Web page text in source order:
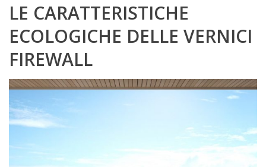
LE CARATTERISTICHE
ECOLOGICHE DELLE VERNICI
FIREWALL